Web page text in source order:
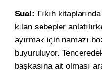
Sual: Fıkıh
kılan sebepler
ayırmak için namazı
buyuruluyor.
başkasına ait olması